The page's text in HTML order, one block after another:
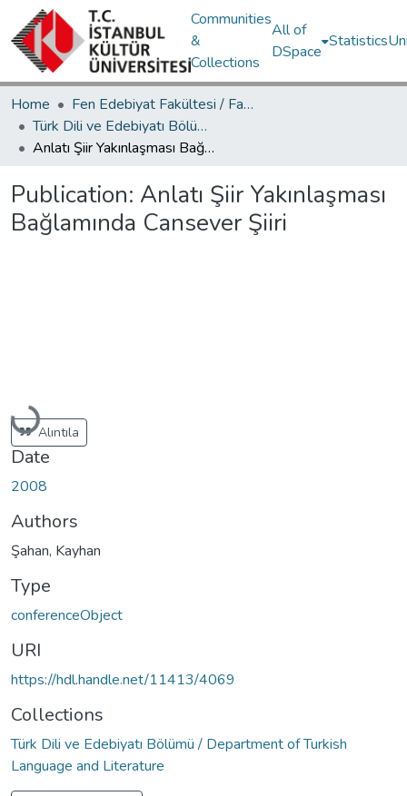
Communities
&
Collections
All of
DSpace
Statistics
Home
Fen Edebiyat Fakültesi / Faculty of Letters and Sciences
Türk Dili ve Edebiyatı Bölümü / Department of Turkish Language and Literature
Anlatı Şiir Yakınlaşması Bağlamında Cansever Şiiri
Publication: Anlatı Şiir Yakınlaşması
Bağlamında Cansever Şiiri
Loading...Alıntıla
Date
2008
Authors
Şahan, Kayhan
Type
conferenceObject
URI
https://hdl.handle.net/11413/4069
Collections
Türk Dili ve Edebiyatı Bölümü / Department of Turkish
Language and Literature